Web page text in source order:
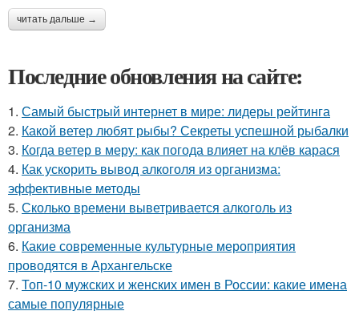
читать дальше →
Последние обновления на сайте:
1. Самый быстрый интернет в мире: лидеры рейтинга
2. Какой ветер любят рыбы? Секреты успешной рыбалки
3. Когда ветер в меру: как погода влияет на клёв карася
4. Как ускорить вывод алкоголя из организма:
эффективные методы
5. Сколько времени выветривается алкоголь из
организма
6. Какие современные культурные мероприятия
проводятся в Архангельске
7. Топ-10 мужских и женских имен в России: какие имена
самые популярные